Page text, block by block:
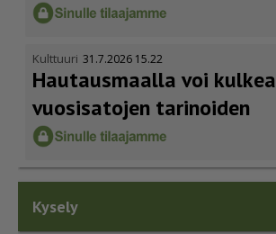
Kulttuuri 31.7.2026 15.22
Hautausmaalla voi
vuosisatojen tarinoiden
Kysely